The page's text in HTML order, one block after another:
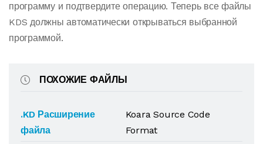
программу и подтвердите операцию. Теперь все файлы
KDS должны автоматически открываться выбранной
программой.
ПОХОЖИЕ ФАЙЛЫ
.KD Расширение
файла
Koara Source Code
Format